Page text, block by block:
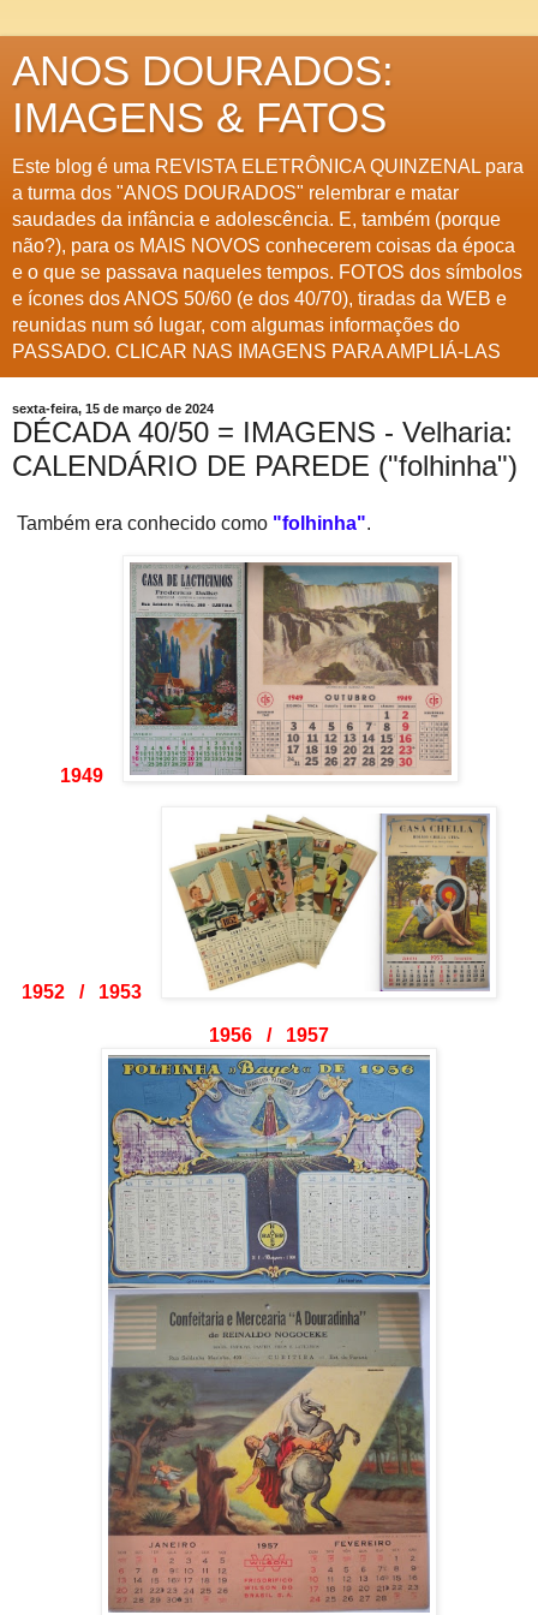
ANOS DOURADOS:
IMAGENS & FATOS
Este blog é uma REVISTA ELETRÔNICA QUINZENAL para
a turma dos "ANOS DOURADOS" relembrar e matar
saudades da infância e adolescência. E, também (porque
não?), para os MAIS NOVOS conhecerem coisas da época
e o que se passava naqueles tempos. FOTOS dos símbolos
e ícones dos ANOS 50/60 (e dos 40/70), tiradas da WEB e
reunidas num só lugar, com algumas informações do
PASSADO. CLICAR NAS IMAGENS PARA AMPLIÁ-LAS
sexta-feira, 15 de março de 2024
DÉCADA 40/50 = IMAGENS - Velharia:
CALENDÁRIO DE PAREDE ("folhinha")
Também era conhecido como "folhinha".
1949
1952 / 1953
1956 / 1957